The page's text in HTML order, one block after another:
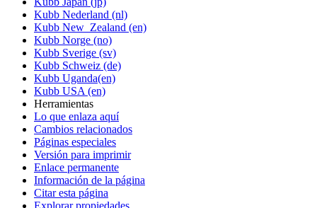
Kubb Nederland (nl)
Kubb New_Zealand (en)
Kubb Norge (no)
Kubb Sverige (sv)
Kubb Schweiz (de)
Kubb Uganda(en)
Kubb USA (en)
Herramientas
Lo que enlaza aquí
Cambios relacionados
Páginas especiales
Versión para imprimir
Enlace permanente
Información de la página
Citar esta página